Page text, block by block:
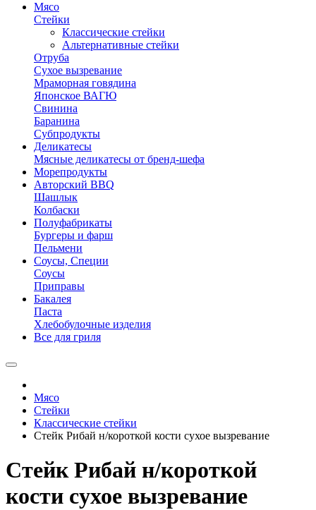
Мясо
Стейки
Классические стейки
Альтернативные стейки
Отруба
Сухое вызревание
Мраморная говядина
Японское ВАГЮ
Свинина
Баранина
Субпродукты
Деликатесы
Мясные деликатесы от бренд-шефа
Морепродукты
Авторский BBQ
Шашлык
Колбаски
Полуфабрикаты
Бургеры и фарш
Пельмени
Соусы, Специи
Соусы
Приправы
Бакалея
Паста
Хлебобулочные изделия
Все для гриля
Мясо
Стейки
Классические стейки
Стейк Рибай н/короткой кости сухое вызревание
Стейк Рибай н/короткой
кости сухое вызревание